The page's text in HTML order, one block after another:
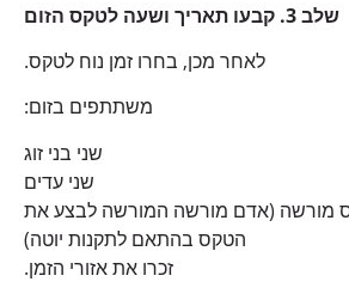
שלב 3. קבעו תאריך ושעה לטקס הזום
לאחר מכן, בחרו זמן נוח לטקס.
משתתפים בזום:
שני בני זוג
שני עדים
(אדם מורשה המורשה לבצע את
הטקס בהתאם לתקנות יוטה)
זכרו את אזורי הזמן.